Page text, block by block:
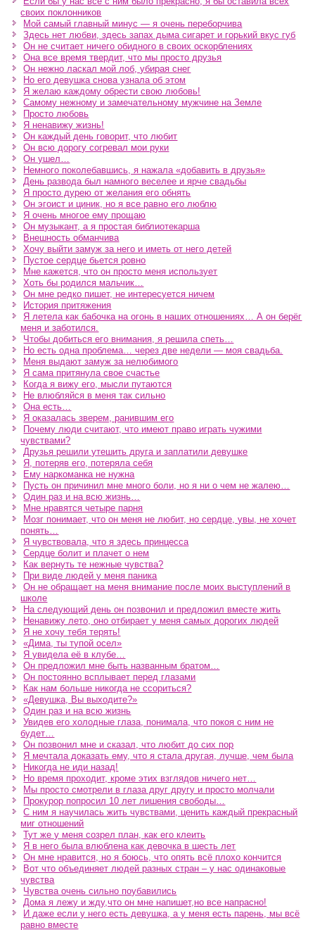
своих поклонников
Мой самый главный минус — я очень переборчива
Здесь нет любви, здесь запах дыма сигарет и горький вкус губ
Он не считает ничего обидного в своих оскорблениях
Она все время твердит, что мы просто друзья
Он нежно ласкал мой лоб, убирая снег
Но его девушка снова узнала об этом
Я желаю каждому обрести свою любовь!
Самому нежному и замечательному мужчине на Земле
Просто любовь
Я ненавижу жизнь!
Он каждый день говорит, что любит
Он всю дорогу согревал мои руки
Он ушел…
Немного поколебавшись, я нажала «добавить в друзья»
День развода был намного веселее и ярче свадьбы
Я просто дурею от желания его обнять
Он эгоист и циник, но я все равно его люблю
Я очень многое ему прощаю
Он музыкант, а я простая библиотекарша
Внешность обманчива
Хочу выйти замуж за него и иметь от него детей
Пустое сердце бьется ровно
Мне кажется, что он просто меня использует
Хоть бы родился мальчик…
Он мне редко пишет, не интересуется ничем
История притяжения
Я летела как бабочка на огонь в наших отношениях… А он берёг
меня и заботился.
Чтобы добиться его внимания, я решила спеть…
Но есть одна проблема… через две недели — моя свадьба.
Меня выдают замуж за нелюбимого
Я сама притянула свое счастье
Когда я вижу его, мысли путаются
Не влюбляйся в меня так сильно
Она есть…
Я оказалась зверем, ранившим его
Почему люди считают, что имеют право играть чужими
чувствами?
Друзья решили утешить друга и заплатили девушке
Я, потеряв его, потеряла себя
Ему наркоманка не нужна
Пусть он причинил мне много боли, но я ни о чем не жалею…
Один раз и на всю жизнь…
Мне нравятся четыре парня
Мозг понимает, что он меня не любит, но сердце, увы, не хочет
понять…
Я чувствовала, что я здесь принцесса
Сердце болит и плачет о нем
Как вернуть те нежные чувства?
При виде людей у меня паника
Он не обращает на меня внимание после моих выступлений в
школе
На следующий день он позвонил и предложил вместе жить
Ненавижу лето, оно отбирает у меня самых дорогих людей
Я не хочу тебя терять!
«Дима, ты тупой осел»
Я увидела её в клубе…
Он предложил мне быть названным братом…
Он постоянно всплывает перед глазами
Как нам больше никогда не ссориться?
«Девушка, Вы выходите?»
Один раз и на всю жизнь
Увидев его холодные глаза, понимала, что покоя с ним не
будет…
Он позвонил мне и сказал, что любит до сих пор
Я мечтала доказать ему, что я стала другая, лучше, чем была
Никогда не иди назад!
Но время проходит, кроме этих взглядов ничего нет…
Мы просто смотрели в глаза друг другу и просто молчали
Прокурор попросил 10 лет лишения свободы…
С ним я научилась жить чувствами, ценить каждый прекрасный
миг отношений
Тут же у меня созрел план, как его клеить
Я в него была влюблена как девочка в шесть лет
Он мне нравится, но я боюсь, что опять всё плохо кончится
Вот что объединяет людей разных стран – у нас одинаковые
чувства
Чувства очень сильно поубавились
Дома я лежу и жду,что он мне напишет,но все напрасно!
И даже если у него есть девушка, а у меня есть парень, мы всё
равно вместе